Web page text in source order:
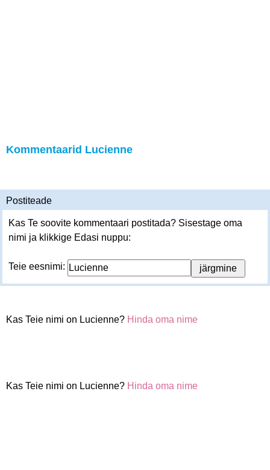
Kommentaarid Lucienne
Postiteade
Kas Te soovite kommentaari postitada? Sisestage oma
nimi ja klikkige Edasi nuppu:
Teie eesnimi:
Kas Teie nimi on Lucienne? Hinda oma nime
Kas Teie nimi on Lucienne? Hinda oma nime